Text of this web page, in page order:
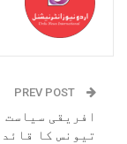
افریقی سیاست
تیونس کا